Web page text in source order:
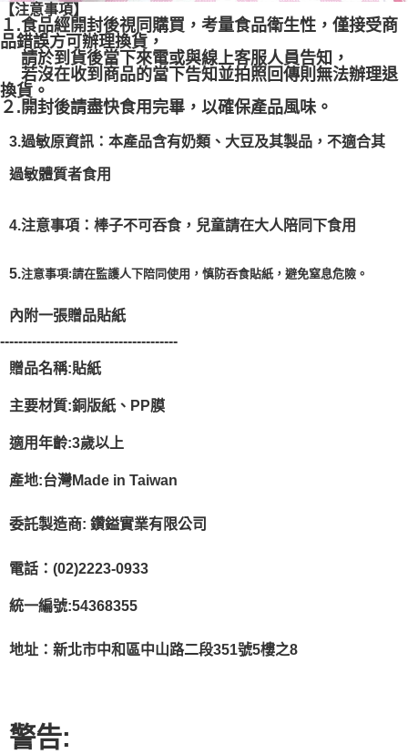
【注意事項】
１.食品經開封後視同購買，考量食品衛生性，僅接受商
品錯誤方可辦理換貨，
請於到貨後當下來電或與線上客服人員告知，
若沒在收到商品的當下告知並拍照回傳則無法辦理退
換貨。
２. 開封後請盡快食用完畢，以確保產品風味。
3.過敏原資訊：本產品含有奶類、大豆及其製品，不適合其
過敏體質者食用
4.注意事項：棒子不可吞食，兒童請在大人陪同下食用
5.注意事項:請在監護人下陪同使用，慎防吞食貼紙，避免窒息危險。
內附一張贈品貼紙
---------------------------------------
贈品名稱:貼紙
主要材質:銅版紙、PP膜
適用年齡:3歲以上
產地:台灣Made in Taiwan
委託製造商: 鑽鎰實業有限公司
電話：(02)2223-0933
統一編號:54368355
地址：新北市中和區中山路二段351號5樓之8
警告: